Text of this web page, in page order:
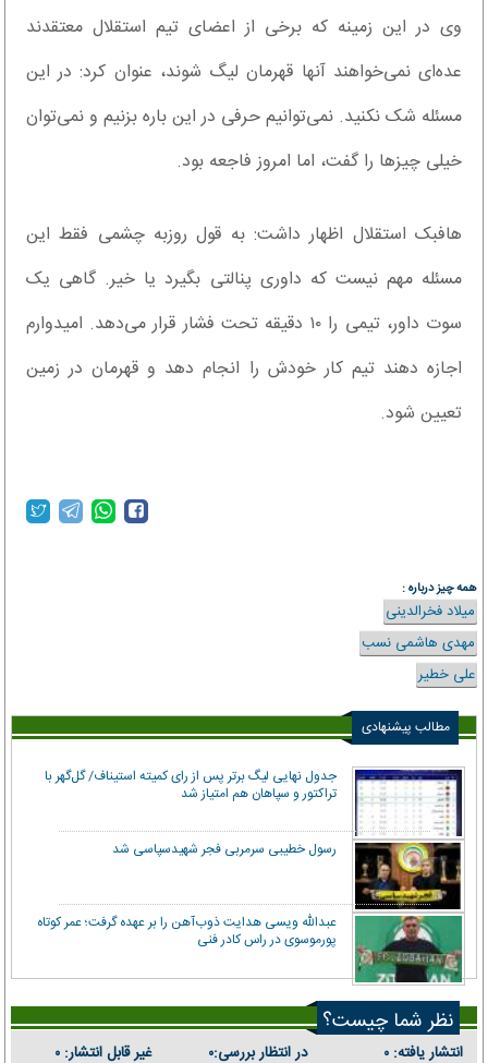
وی در این زمینه که برخی از اعضای تیم استقلال معتقدند
عده‌ای نمی‌خواهند آنها قهرمان لیگ شوند، عنوان کرد: در این
مسئله شک نکنید. نمی‌توانیم حرفی در این باره بزنیم و نمی‌توان
خیلی چیزها را گفت، اما امروز فاجعه بود.
هافبک استقلال اظهار داشت: به قول روزبه چشمی فقط این
مسئله مهم نیست که داوری پنالتی بگیرد یا خیر. گاهی یک
سوت داور، تیمی را ۱۰ دقیقه تحت فشار قرار می‌دهد. امیدوارم
اجازه دهند تیم کار خودش را انجام دهد و قهرمان در زمین
تعیین شود.
همه چیز درباره :
میلاد فخرالدینی
مهدی هاشمی نسب
علی خطیر
مطالب پیشنهادی
جدول نهایی لیگ برتر پس از رای کمیته استیناف/ گل‌گهر با
تراکتور و سپاهان هم امتیاز شد
رسول خطیبی سرمربی فجر شهیدسپاسی شد
عبدالله ویسی هدایت ذوب‌آهن را بر عهده گرفت؛ عمر کوتاه
پورموسوی در راس کادر فنی
نظر شما چیست؟
انتشار یافته: ۰ در انتظار بررسی:۰ غیر قابل انتشار: ۰